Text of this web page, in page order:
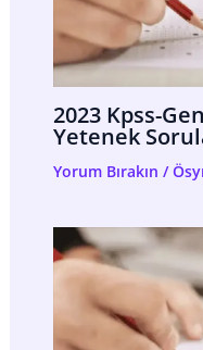
2023 Kpss-
Yetenek
Yorum Bırakın /